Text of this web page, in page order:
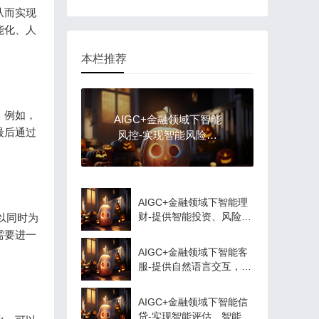
而实现
化、人
如，
后通过
同时为
要进一
本栏推荐
AIGC+金融领域下智能
风控-实现智能风险评
估、反欺诈等功能
AIGC+金融领域下智能理
财-提供智能投资、风险评
AIGC+金融领域下智能客
服-提供自然语言交互，解
AIGC+金融领域下智能信
贷-实现智能评估、智能匹